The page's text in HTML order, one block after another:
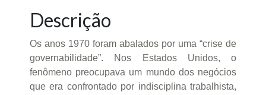
Descrição
Os anos 1970 foram abalados por uma “crise de
governabilidade”. Nos Estados Unidos, o
fenômeno preocupava um mundo dos negócios
que era confrontado por indisciplina trabalhista,